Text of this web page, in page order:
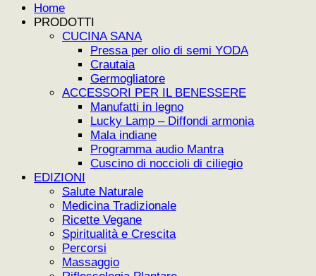
Home
PRODOTTI
CUCINA SANA
Pressa per olio di semi YODA
Crautaia
Germogliatore
ACCESSORI PER IL BENESSERE
Manufatti in legno
Lucky Lamp – Diffondi armonia
Mala indiane
Programma audio Mantra
Cuscino di noccioli di ciliegio
EDIZIONI
Salute Naturale
Medicina Tradizionale
Ricette Vegane
Spiritualità e Crescita
Percorsi
Massaggio